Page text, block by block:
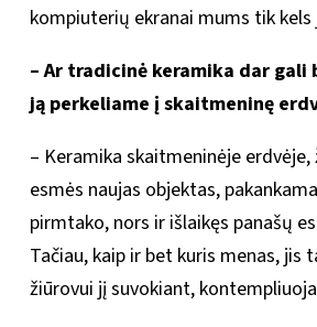
kompiuterių ekranai mums tik kels
– Ar tradicinė keramika dar gali
ją perkeliame į skaitmeninę
– Keramika skaitmeninėje
esmės naujas objektas,
pirmtako, nors ir išlaikęs panašų
Tačiau, kaip ir bet kuris menas, jis
žiūrovui jį suvokiant,